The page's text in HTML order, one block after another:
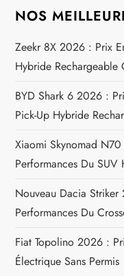
t
i
o
n
d
e
l
’
NOS
Zeekr 8X 2026 : Prix
Hybride Rechargeable
BYD Shark 6 2026 :
Pick-Up Hybride
Xiaomi Skynomad
Performances Du
Nouveau Dacia
Performances Du
Fiat Topolino 2026 :
Électrique Sans Permis